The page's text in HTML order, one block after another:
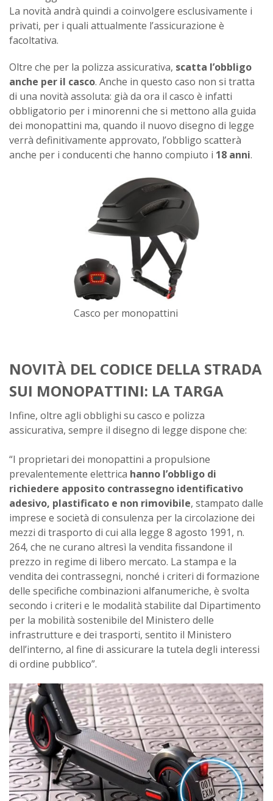
La novità andrà quindi a coinvolgere esclusivamente i
privati, per i quali attualmente l’assicurazione è
facoltativa.
Oltre che per la polizza assicurativa, scatta l’obbligo
anche per il casco. Anche in questo caso non si tratta
di una novità assoluta: già da ora il casco è infatti
obbligatorio per i minorenni che si mettono alla guida
dei monopattini ma, quando il nuovo disegno di legge
verrà definitivamente approvato, l’obbligo scatterà
anche per i conducenti che hanno compiuto i 18 anni.
Casco per monopattini
NOVITÀ DEL CODICE DELLA STRADA
SUI MONOPATTINI: LA TARGA
Infine, oltre agli obblighi su casco e polizza
assicurativa, sempre il disegno di legge dispone che:
“I proprietari dei monopattini a propulsione
prevalentemente elettrica hanno l’obbligo di
richiedere apposito contrassegno identificativo
adesivo, plastificato e non rimovibile, stampato dalle
imprese e società di consulenza per la circolazione dei
mezzi di trasporto di cui alla legge 8 agosto 1991, n.
264, che ne curano altresì la vendita fissandone il
prezzo in regime di libero mercato. La stampa e la
vendita dei contrassegni, nonché i criteri di formazione
delle specifiche combinazioni alfanumeriche, è svolta
secondo i criteri e le modalità stabilite dal Dipartimento
per la mobilità sostenibile del Ministero delle
infrastrutture e dei trasporti, sentito il Ministero
dell’interno, al fine di assicurare la tutela degli interessi
di ordine pubblico”.